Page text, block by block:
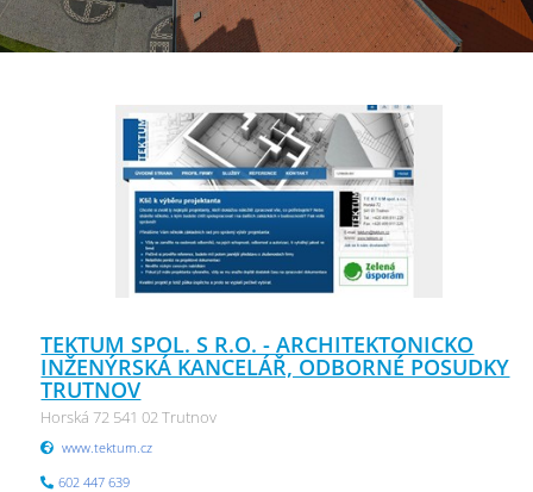
TEKTUM SPOL. S R.O. - ARCHITEKTONICKO
INŽENÝRSKÁ KANCELÁŘ, ODBORNÉ POSUDKY
TRUTNOV
Horská 72 541 02 Trutnov
www.tektum.cz
602 447 639